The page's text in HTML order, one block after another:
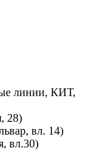
линии, КИТ,
28)
вл. 14)
вл.30)